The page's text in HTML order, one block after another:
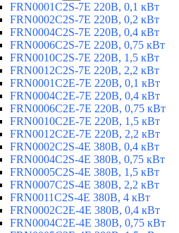
FRN0001C2S-7E 220В, 0,1 кВт
FRN0002C2S-7E 220В, 0,2 кВт
FRN0004C2S-7E 220В, 0,4 кВт
FRN0006C2S-7E 220В, 0,75 кВт
FRN0010C2S-7E 220В, 1,5 кВт
FRN0012C2S-7E 220В, 2,2 кВт
FRN0001C2E-7E 220В, 0,1 кВт
FRN0004C2E-7E 220В, 0,4 кВт
FRN0006C2E-7E 220В, 0,75 кВт
FRN0010C2E-7E 220В, 1,5 кВт
FRN0012C2E-7E 220В, 2,2 кВт
FRN0002C2S-4E 380В, 0,4 кВт
FRN0004C2S-4E 380В, 0,75 кВт
FRN0005C2S-4E 380В, 1,5 кВт
FRN0007C2S-4E 380В, 2,2 кВт
FRN0011C2S-4E 380В, 4 кВт
FRN0002C2E-4E 380В, 0,4 кВт
FRN0004C2E-4E 380В, 0,75 кВт